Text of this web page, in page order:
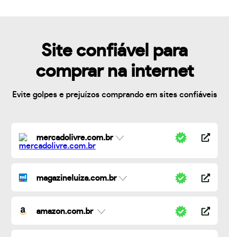
Site confiável para
comprar na internet
Evite golpes e prejuízos comprando em sites confiáveis
mercadolivre.com.br
magazineluiza.com.br
amazon.com.br